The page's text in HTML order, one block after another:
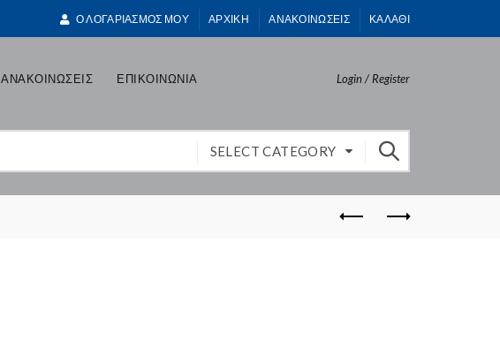
Ο ΛΟΓΑΡΙΑΣΜΟΣ ΜΟΥ ΑΡΧΙΚΗ ΑΝΑΚΟΙΝΩΣΕΙΣ ΚΑΛΑΘΙ
ΑΝΑΚΟΙΝΩΣΕΙΣ ΕΠΙΚΟΙΝΩΝΙΑ Login / Register
SELECT CATEGORY